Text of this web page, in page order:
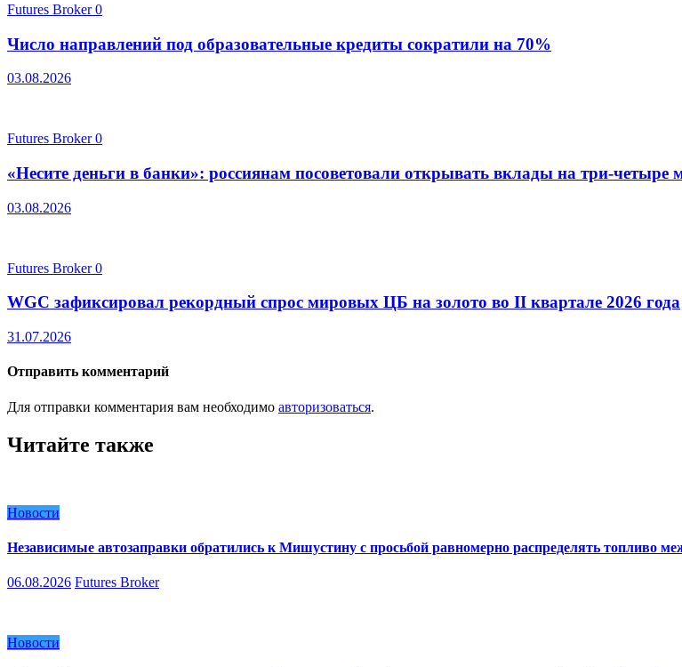
Futures Broker0
Число направлений под образовательные кредиты сократили на 70%
03.08.2026
Futures Broker0
«Несите деньги в банки»: россиянам посоветовали открывать вклады на три-четыре
03.08.2026
Futures Broker0
WGC зафиксировал рекордный спрос мировых ЦБ на золото во II квартале 2026 года
31.07.2026
Отправить комментарий
Для отправки комментария вам необходимо авторизоваться.
Читайте также
Новости
Независимые автозаправки обратились к Мишустину с просьбой равномерно распределять топливо
06.08.2026 Futures Broker
Новости